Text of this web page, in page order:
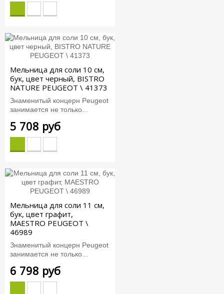
Мельница для соли 10 см,
бук, цвет черный, BISTRO
NATURE PEUGEOT \ 41373
Знаменитый концерн Peugeot
занимается не только...
5 708 руб
Мельница для соли 11 см,
бук, цвет графит,
MAESTRO PEUGEOT \
46989
Знаменитый концерн Peugeot
занимается не только...
6 798 руб